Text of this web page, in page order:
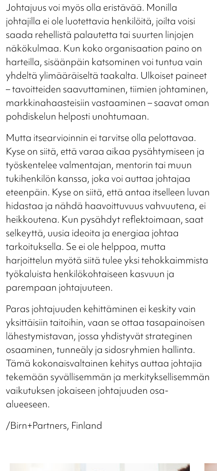
Johtajuus voi myös olla eristävää. Monilla
johtajilla ei ole luotettavia henkilöitä, joilta voisi
saada rehellistä palautetta tai suurten linjojen
näkökulmaa. Kun koko organisaation paino on
harteilla, sisäänpäin katsominen voi tuntua vain
yhdeltä ylimääräiseltä taakalta. Ulkoiset paineet
– tavoitteiden saavuttaminen, tiimien johtaminen,
markkinahaasteisiin vastaaminen – saavat oman
pohdiskelun helposti unohtumaan.
Mutta itsearvioinnin ei tarvitse olla pelottavaa.
Kyse on siitä, että varaa aikaa pysähtymiseen ja
työskentelee valmentajan, mentorin tai muun
tukihenkilön kanssa, joka voi auttaa johtajaa
eteenpäin. Kyse on siitä, että antaa itselleen luvan
hidastaa ja nähdä haavoittuvuus vahvuutena, ei
heikkoutena. Kun pysähdyt reflektoimaan, saat
selkeyttä, uusia ideoita ja energiaa johtaa
tarkoituksella. Se ei ole helppoa, mutta
harjoittelun myötä siitä tulee yksi tehokkaimmista
työkaluista henkilökohtaiseen kasvuun ja
parempaan johtajuuteen.
Paras johtajuuden kehittäminen ei keskity vain
yksittäisiin taitoihin, vaan se ottaa tasapainoisen
lähestymistavan, jossa yhdistyvät strateginen
osaaminen, tunneäly ja sidosryhmien hallinta.
Tämä kokonaisvaltainen kehitys auttaa johtajia
tekemään syvällisemmän ja merkityksellisemmän
vaikutuksen jokaiseen johtajuuden osa-
alueeseen.
/Birn+Partners, Finland